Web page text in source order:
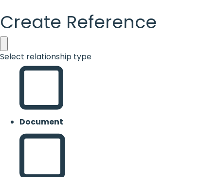
Create Reference
Select relationship type
Document